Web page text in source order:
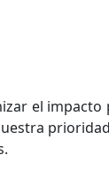
el impacto